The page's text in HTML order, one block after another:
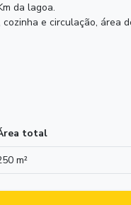
da lagoa.
e circulação, área
total
m²